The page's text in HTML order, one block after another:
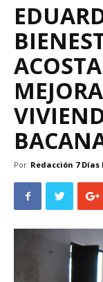
Por Redacción 7